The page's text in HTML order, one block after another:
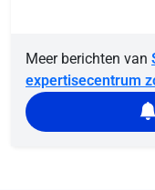
Meer berichten van
expertisecentrum